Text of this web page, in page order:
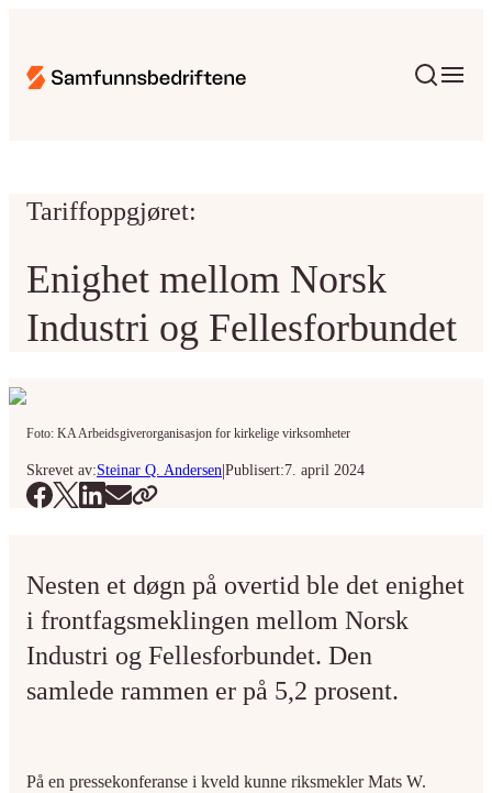
Tariffoppgjøret:
Enighet mellom Norsk
Industri og Fellesforbundet
Foto: KA Arbeidsgiverorganisasjon for kirkelige virksomheter
Skrevet av:Steinar Q. Andersen|Publisert:7. april 2024
Nesten et døgn på overtid ble det enighet
i frontfagsmeklingen mellom Norsk
Industri og Fellesforbundet. Den
samlede rammen er på 5,2 prosent.
På en pressekonferanse i kveld kunne riksmekler Mats W.